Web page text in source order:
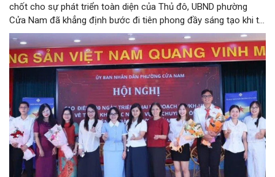
chốt cho sự phát triển toàn diện của Thủ đô, UBND phường
Cửa Nam đã khẳng định bước đi tiên phong đầy sáng tạo khi tổ
chức phiên livestream đặc biệt với chủ đề: “MEGALIVE -
Phường Cửa Nam – Khám phá di sản, kết nối văn hóa”. Sự kiện
diễn ra ngày 31/7 do phường Cửa Nam tổ chức đã thu hút sự
quan tâm đông đảo của hàng ngàn cán bộ, đảng viên, người
dân trên kênh TikTok chính thức của UBND phường Cửa Nam và
các kênh của đơn vị đồng hành.